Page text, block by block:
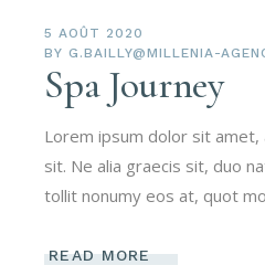
5 AOÛT 2020
BY G.BAILLY@MILLENIA-
Spa Journey
Lorem ipsum dolor sit
sit. Ne alia graecis sit, duo
tollit nonumy eos at, quot
READ MORE